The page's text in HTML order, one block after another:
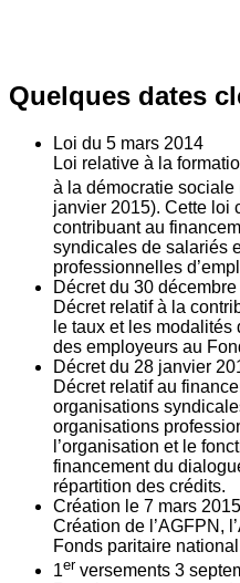
Quelques dates
Loi du 5 mars 2014
Loi relative à la
à la démocratie
janvier 2015). Cette loi
contribuant au
syndicales de salariés
professionnelles
Décret du 30
Décret relatif à la
le taux et les
des employeurs au
Décret du 28 janvier
Décret relatif au
organisations
organisations
l’organisation et le
financement du
répartition des crédits.
Création le 7 mars 2015
Création de l’AGFPN,
Fonds paritaire
1er versements 3